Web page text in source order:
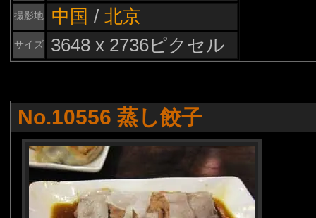
撮影地 中国 / 北京
サイズ 3648 x 2736ピクセル
No.10556 蒸し餃子